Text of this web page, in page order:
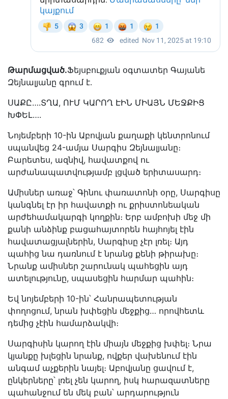
Թարմացված.Ֆեյսբուքյան օգտատեր Գայանե
Զեյնալյանը գրում է․
ՍԱՔԸ….ՏՂԱ, ՈՒՄ ԿԱՐՈՂ ԷԻՆ ՄԻԱՅՆ ՄԵՋՔԻՑ
ԽՓԵԼ….
Նոյեմբերի 10-ին Աբովյան քաղաքի կենտրոնում
սպանվեց 24-ամյա Սարգիս Զեյնալյանը։
Բարետես, ազնիվ, հավատքով ու
արժանապատվությամբ լցված երիտասարդ։
Ամիսներ առաջ՝ Գինու փառատոնի օրը, Սարգիսը
կանգնել էր իր հավատքի ու քրիստոնեական
արժեհամակարգի կողքին։ Երբ ամբոխի մեջ մի
քանի անձինք բացահայտորեն հայհոյել էին
հավատացյալներին, Սարգիսը չէր լռել։ Այդ
պահից նա դառնում է նրանց քենի թիրախը։
Նրանք ամիսներ շարունակ պահեցին այդ
ատելությունը, սպասեցին հարմար պահին։
Եվ նոյեմբերի 10-ին՝ Հանրապետության
փողոցում, նրան խփեցին մեջքից… որովհետև
դեմից չէին համարձակվի։
Սարգիսին կարող էին միայն մեջքից խփել։ Նրա
կյանքը խլեցին նրանք, ովքեր վախենում էին
անգամ աչքերին նայել։ Աբովյանը ցավում է,
ընկերները՝ լռել չեն կարող, իսկ հարազատները
պահանջում են մեկ բան՝ արդարություն